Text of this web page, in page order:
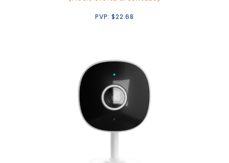
PVP:$22.68